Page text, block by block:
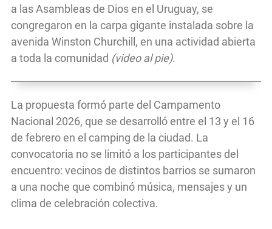
a las Asambleas de Dios en el Uruguay, se
congregaron en la carpa gigante instalada sobre la
avenida Winston Churchill, en una actividad abierta
a toda la comunidad (video al pie).
La propuesta formó parte del Campamento
Nacional 2026, que se desarrolló entre el 13 y el 16
de febrero en el camping de la ciudad. La
convocatoria no se limitó a los participantes del
encuentro: vecinos de distintos barrios se sumaron
a una noche que combinó música, mensajes y un
clima de celebración colectiva.